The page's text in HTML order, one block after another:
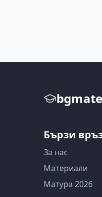
Бързи
За нас
Материали
Матура 2026